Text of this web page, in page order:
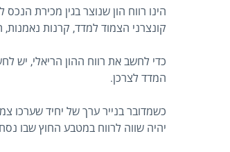
הינו רווח הון שנוצר בגין מכירת
קונצרני הצמוד למדד, קרנות נאמנות,
כדי לחשב את רווח ההון הריאלי, יש
המדד לצרכן.
כשמדובר בנייר ערך של יחיד שערכו
יהיה שווה לרווח במטבע החוץ שבו